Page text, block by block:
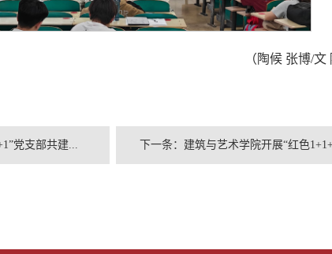
（陶候 张博/文
党支部共建... 下一条： 建筑与艺术学院开展“红色